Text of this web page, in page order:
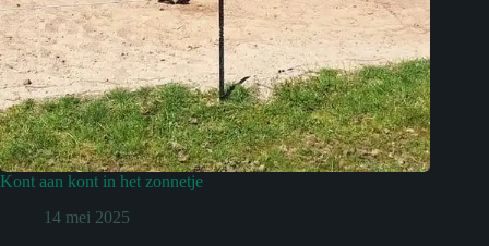
Kont aan kont in het zonnetje
14 mei 2025